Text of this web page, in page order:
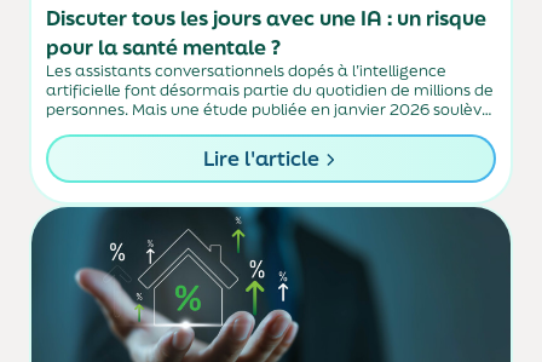
Discuter tous les jours avec une IA : un risque
pour la santé mentale ?
Les assistants conversationnels dopés à l’intelligence
artificielle font désormais partie du quotidien de millions de
personnes. Mais une étude publiée en janvier 2026 soulève
une IA pourrait-il affecter notre santé mentale ? Entre...
Lire l'article